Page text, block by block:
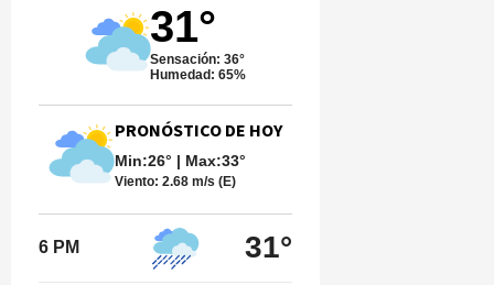
31°
Sensación: 36°
Humedad: 65%
PRONÓSTICO DE HOY
Min:26° | Max:33°
Viento: 2.68 m/s (E)
6 PM 31°